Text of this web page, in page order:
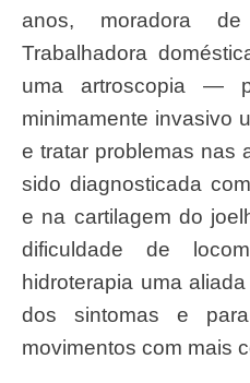
anos, moradora
Trabalhadora
uma artroscopia —
minimamente invasivo
e tratar problemas nas
sido diagnosticada
e na cartilagem do
dificuldade de
hidroterapia uma
dos sintomas e
movimentos com mais